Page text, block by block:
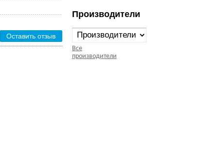
Оставить отзыв
Производители
Все
производители